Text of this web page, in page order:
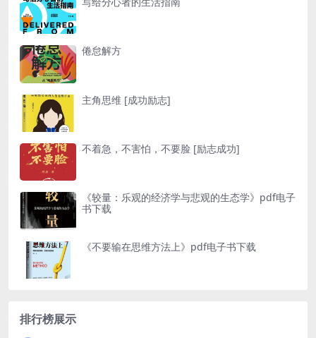
倦怠解方
主角思维 [成功励志]
不着急，不害怕，不要脸 [励志成功]
《较量：乐观的经济学与悲观的生态学》pdf电子
书下载
《不要输在思维方法上》pdf电子书下载
排行榜展示